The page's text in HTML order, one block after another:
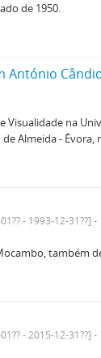
de 1950.
António
Visualidade na
Almeida -
- 1993-12-31??]
também
- 2015-12-31??]